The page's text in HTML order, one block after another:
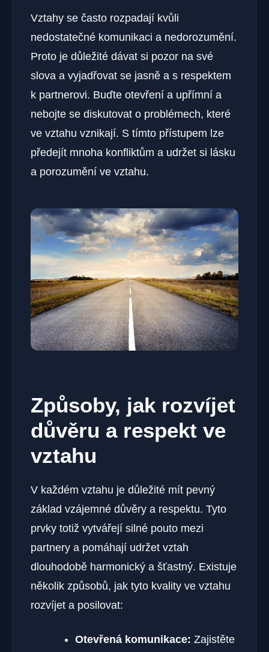
Vztahy se často rozpadají kvůli
nedostatečné komunikaci a nedorozumění.
Proto je důležité dávat si pozor na své
slova a vyjadřovat se jasně a s respektem
k partnerovi. Buďte otevření a upřímní a
nebojte se diskutovat o problémech, které
ve vztahu vznikají. S tímto přístupem lze
předejít mnoha konfliktům a udržet si lásku
a porozumění ve vztahu.
Způsoby, jak rozvíjet
důvěru a respekt ve
vztahu
V každém vztahu je důležité mít pevný
základ vzájemné důvěry a respektu. Tyto
prvky totiž vytvářejí silné pouto mezi
partnery a pomáhají udržet vztah
dlouhodobě harmonický a šťastný. Existuje
několik způsobů, jak tyto kvality ve vztahu
rozvíjet a posilovat:
Otevřená komunikace: Zajistěte